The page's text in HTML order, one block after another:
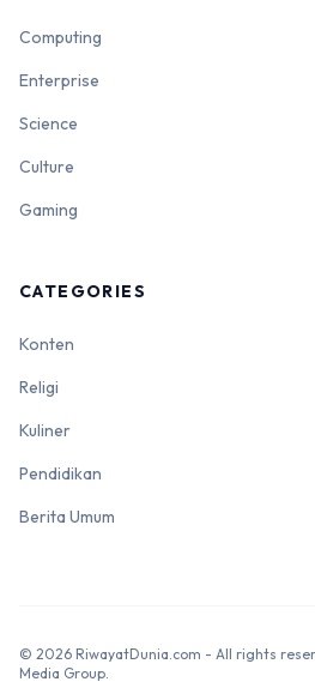
Computing
Enterprise
Science
Culture
Gaming
CATEGORIES
Konten
Religi
Kuliner
Pendidikan
Berita Umum
© 2026 RiwayatDunia.com - All rights
Media Group.